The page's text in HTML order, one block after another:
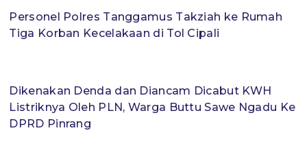
Personel Polres Tanggamus Takziah ke Rumah
Tiga Korban Kecelakaan di Tol Cipali
Dikenakan Denda dan Diancam Dicabut KWH
Listriknya Oleh PLN, Warga Buttu Sawe Ngadu Ke
DPRD Pinrang